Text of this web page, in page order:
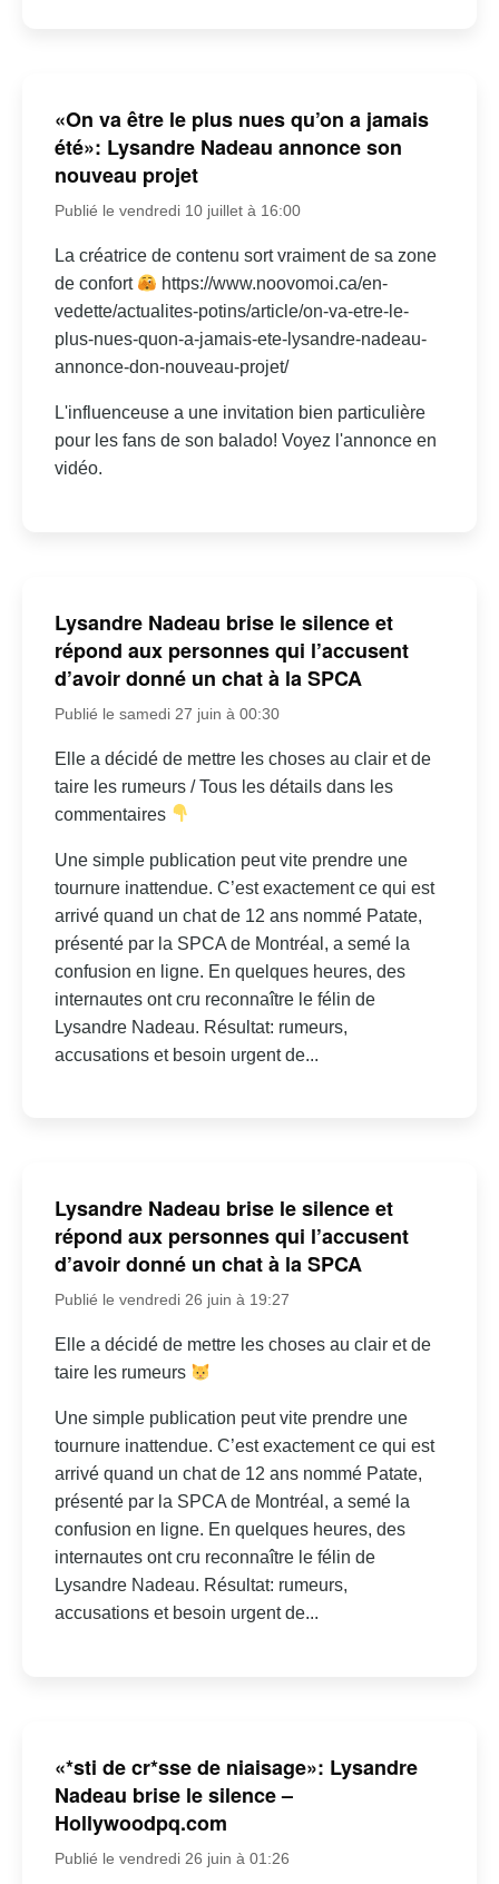
«On va être le plus nues qu’on a jamais
été»: Lysandre Nadeau annonce son
nouveau projet
Publié le vendredi 10 juillet à 16:00
La créatrice de contenu sort vraiment de sa zone
de confort
https://www.noovomoi.ca/en-
vedette/actualites-potins/article/on-va-etre-le-
plus-nues-quon-a-jamais-ete-lysandre-nadeau-
annonce-don-nouveau-projet/
L'influenceuse a une invitation bien particulière
pour les fans de son balado! Voyez l'annonce en
vidéo.
Lysandre Nadeau brise le silence et
répond aux personnes qui l’accusent
d’avoir donné un chat à la SPCA
Publié le samedi 27 juin à 00:30
Elle a décidé de mettre les choses au clair et de
taire les rumeurs / Tous les détails dans les
commentaires
Une simple publication peut vite prendre une
tournure inattendue. C’est exactement ce qui est
arrivé quand un chat de 12 ans nommé Patate,
présenté par la SPCA de Montréal, a semé la
confusion en ligne. En quelques heures, des
internautes ont cru reconnaître le félin de
Lysandre Nadeau. Résultat: rumeurs,
accusations et besoin urgent de...
Lysandre Nadeau brise le silence et
répond aux personnes qui l’accusent
d’avoir donné un chat à la SPCA
Publié le vendredi 26 juin à 19:27
Elle a décidé de mettre les choses au clair et de
taire les rumeurs
Une simple publication peut vite prendre une
tournure inattendue. C’est exactement ce qui est
arrivé quand un chat de 12 ans nommé Patate,
présenté par la SPCA de Montréal, a semé la
confusion en ligne. En quelques heures, des
internautes ont cru reconnaître le félin de
Lysandre Nadeau. Résultat: rumeurs,
accusations et besoin urgent de...
«*sti de cr*sse de niaisage»: Lysandre
Nadeau brise le silence –
Hollywoodpq.com
Publié le vendredi 26 juin à 01:26